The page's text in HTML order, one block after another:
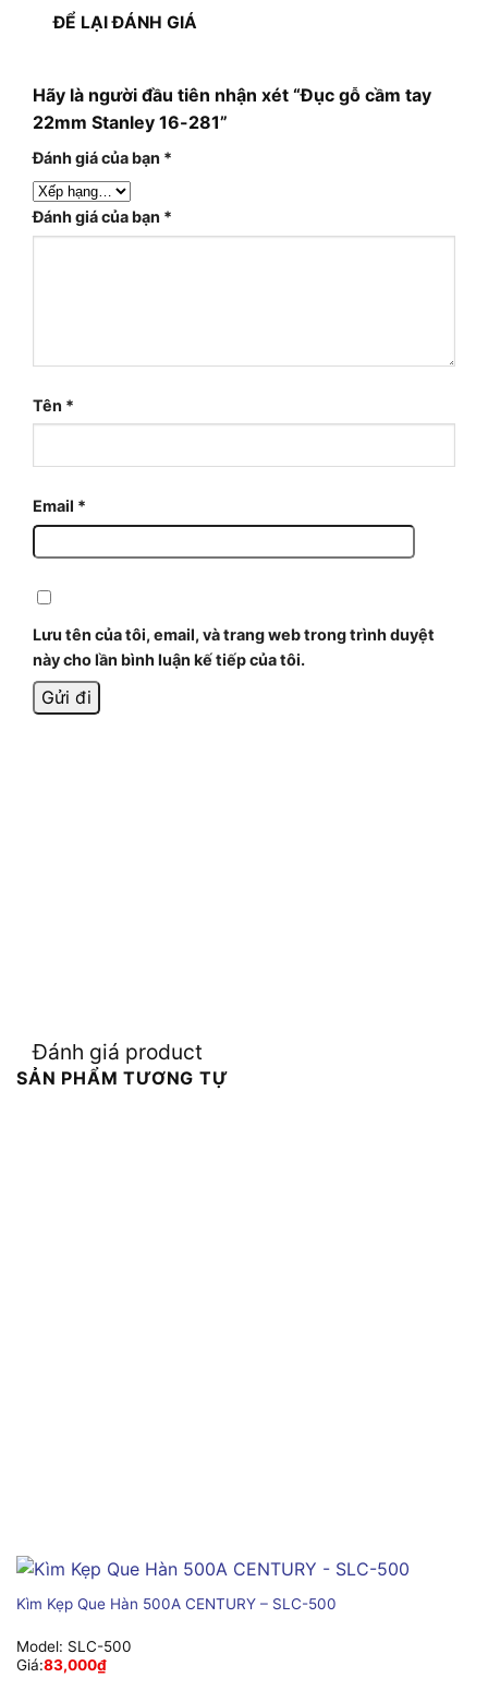
ĐỂ LẠI ĐÁNH GIÁ
Hãy là người đầu tiên nhận xét “Đục gỗ cầm tay
22mm Stanley 16-281”
Đánh giá của bạn *
Đánh giá của bạn *
Tên *
Email *
Lưu tên của tôi, email, và trang web trong trình duyệt
này cho lần bình luận kế tiếp của tôi.
Đánh giá product
SẢN PHẨM TƯƠNG TỰ
Kìm Kẹp Que Hàn 500A CENTURY – SLC-500
Model: SLC-500
Giá:83,000₫